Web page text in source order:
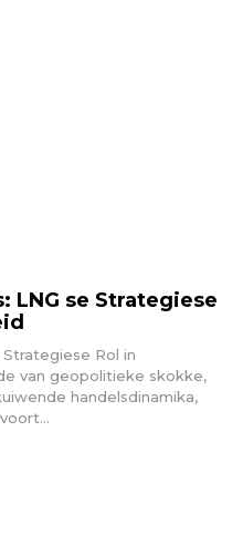
LNG se Strategiese
Rol in
van geopolitieke skokke,
handelsdinamika,